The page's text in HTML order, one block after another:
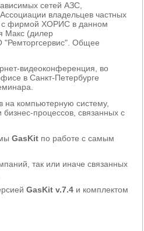
сетей АЗС,
владельцев частных
с фирмой ХОРИС в данном
Макс (дилер
Общее
видеоконференция, во
в Санкт-Петербурге
на компьютерную систему,
процессов, связанных с
GasKit по работе с самым
так или иначе связанных
GasKit v.7.4 и комплектом